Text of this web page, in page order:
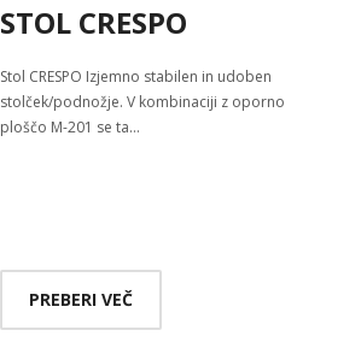
STOL CRESPO
Stol CRESPO Izjemno stabilen in udoben
stolček/podnožje. V kombinaciji z oporno
ploščo M-201 se ta…
PREBERI VEČ